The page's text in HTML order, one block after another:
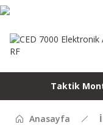
Taktik
Anasayfa